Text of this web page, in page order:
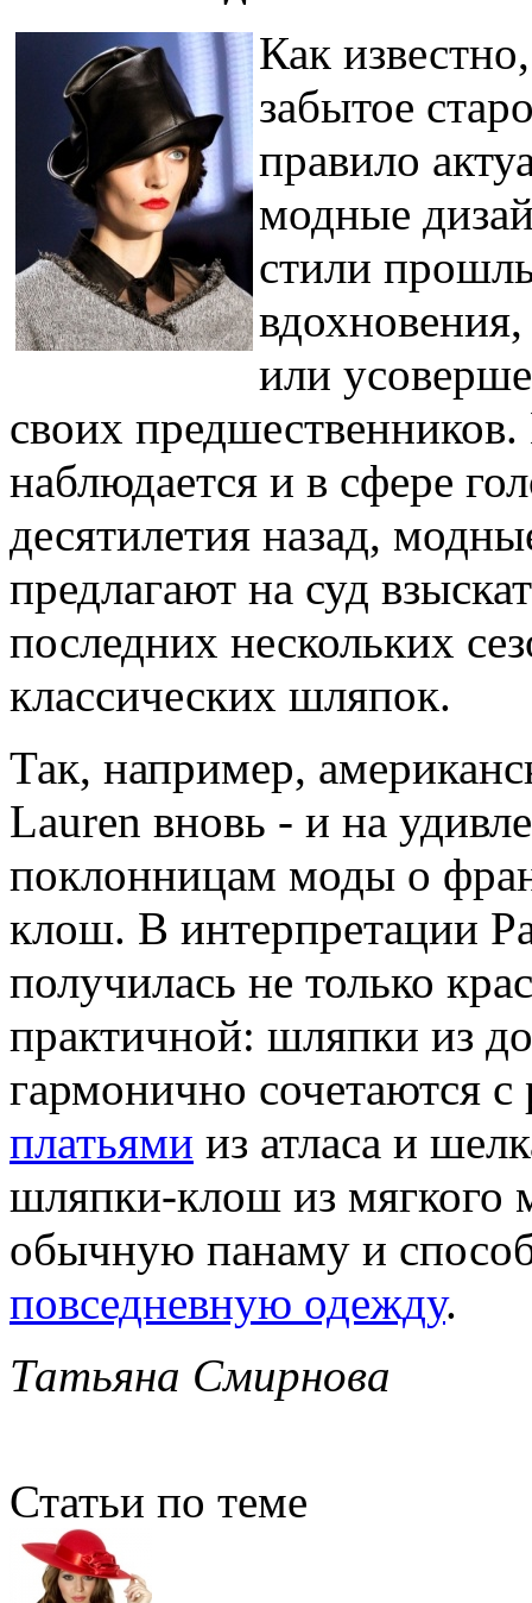
Как
забытое
правило
модные
стили
или
своих
наблюдается и в сфере
десятилетия назад,
предлагают на суд
последних нескольких
классических шляпок.
Так, например,
Lauren вновь - и на
поклонницам моды о
клош. В интерпретации
получилась не только
практичной: шляпки из
гармонично сочетаются
платьями из атласа и
шляпки-клош из мягкого
обычную панаму и
повседневную одежду.
Татьяна Смирнова
Статьи по теме